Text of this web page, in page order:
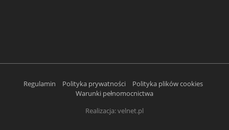
Regulamin Polityka prywatności
Polityka plików cookies
Warunki pełnomocnictwa
Realizacja:velnet.pl